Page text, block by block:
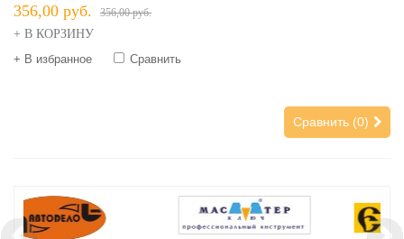
356,00 руб. 356,00 руб.
+ В КОРЗИНУ
+ В избранное
Сравнить
Сравнить (0)